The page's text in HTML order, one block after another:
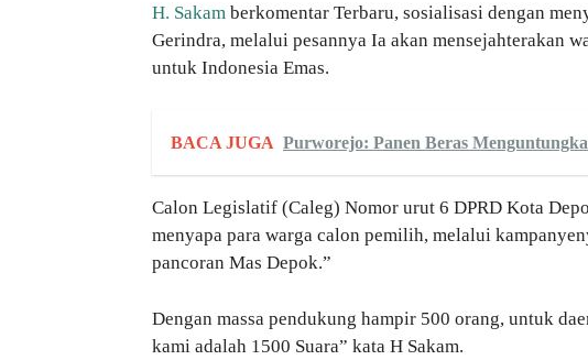
H. Sakam berkomentar Terbaru, sosialisasi dengan
Gerindra, melalui pesannya Ia akan mensejahterakan
untuk Indonesia Emas.
BACA JUGA Purworejo: Panen Beras
Calon Legislatif (Caleg) Nomor urut 6 DPRD Kota
menyapa para warga calon pemilih, melalui
pancoran Mas Depok.”
Dengan massa pendukung hampir 500 orang, untuk
kami adalah 1500 Suara” kata H Sakam.